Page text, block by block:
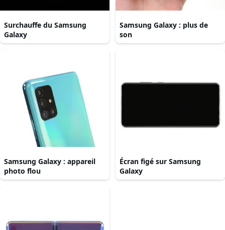
Surchauffe du Samsung
Galaxy
Samsung Galaxy : plus de
son
Samsung Galaxy : appareil
photo flou
Écran figé sur Samsung
Galaxy